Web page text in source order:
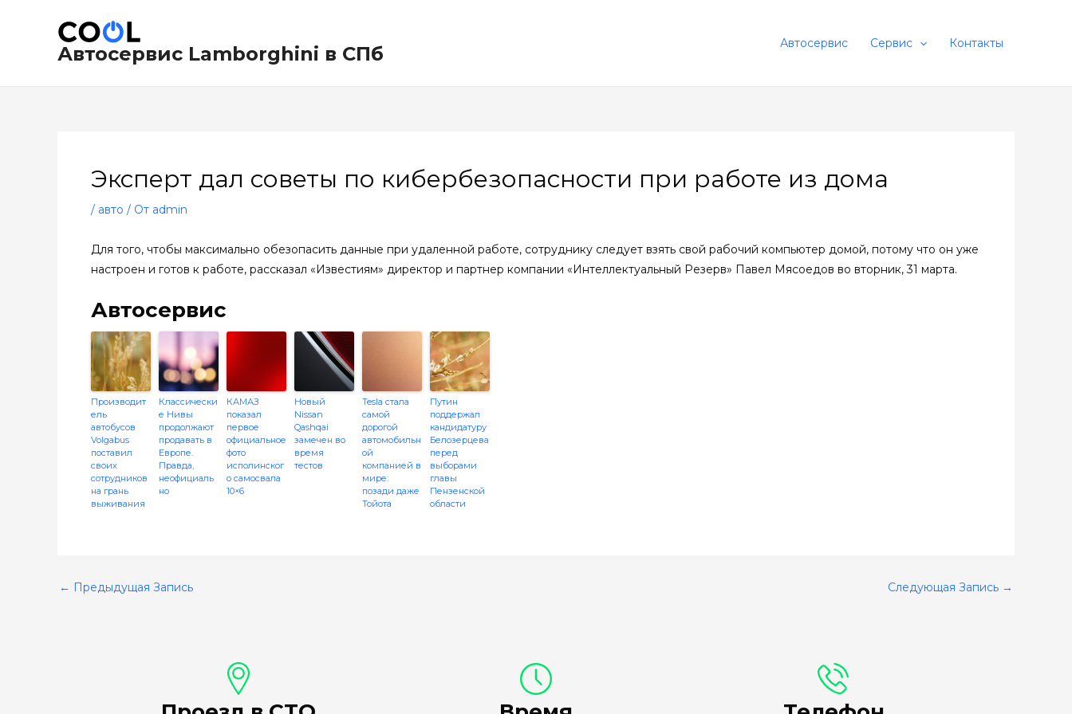
содержимомуАвтосервис Lamborghini в СПб Автосервис Сервис Контакты
Эксперт дал советы по кибербезопасности при работе из дома
/ авто / От admin
Для того, чтобы максимально обезопасить данные при удаленной работе, сотруднику следует взять свой рабочий компьютер домой, потому что он уже
настроен и готов к работе, рассказал «Известиям» директор и партнер компании «Интеллектуальный Резерв» Павел Мясоедов во вторник, 31 марта.
Автосервис
Производит
ель
автобусов
Volgabus
поставил
своих
сотрудников
на грань
выживания
Классически
е Нивы
продолжают
продавать в
Европе.
Правда,
неофициаль
но
КАМАЗ
показал
первое
официальное
фото
исполинског
о самосвала
10×6
Новый
Nissan
Qashqai
замечен во
время
тестов
Tesla стала
самой
дорогой
автомобильн
ой
компанией в
мире:
позади даже
Тойота
Путин
поддержал
кандидатуру
Белозерцева
перед
выборами
главы
Пензенской
области
по
записям
← Предыдущая Запись Следующая Запись →